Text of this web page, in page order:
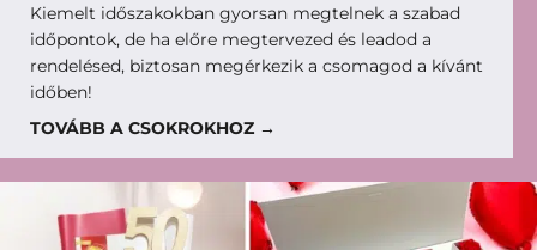
Kiemelt időszakokban gyorsan megtelnek a szabad
időpontok, de ha előre megtervezed és leadod a
rendelésed, biztosan megérkezik a csomagod a kívánt
időben!
TOVÁBB A CSOKROKHOZ →